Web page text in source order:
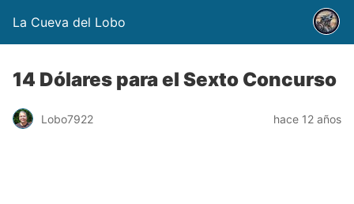
La Cueva del Lobo
14 Dólares para el Sexto Concurso
Lobo7922 hace 12 años